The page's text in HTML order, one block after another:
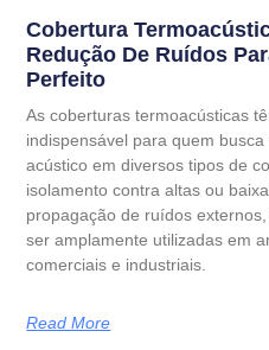
Cobertura
Redução De Ruídos
Perfeito
As coberturas termoacústicas
indispensável para quem
acústico em diversos tipos de
isolamento contra altas ou
propagação de ruídos
ser amplamente utilizadas em
comerciais e industriais.
Read More